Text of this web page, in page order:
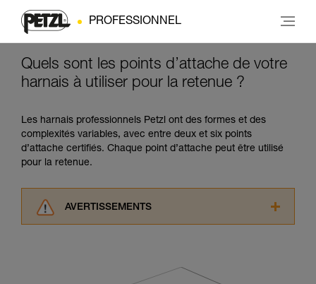
PROFESSIONNEL
Quels sont les points d’attache de votre
harnais à utiliser pour la retenue ?
Les harnais professionnels Petzl ont des formes et des
complexités variables, avec entre deux et six points
d’attache certifiés. Chaque point d’attache peut être utilisé
pour la retenue.
AVERTISSEMENTS
informations de la notice technique pour